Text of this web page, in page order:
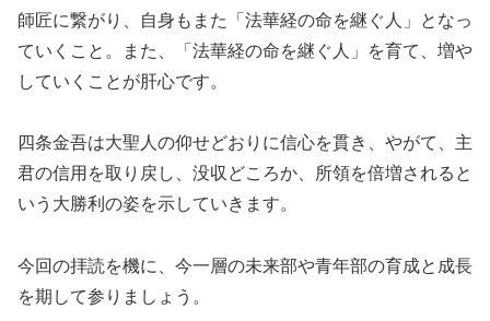
師匠に繋がり、自身もまた「法華経の命を継ぐ人」となっ
ていくこと。また、「法華経の命を継ぐ人」を育て、増や
していくことが肝心です。
四条金吾は大聖人の仰せどおりに信心を貫き、やがて、主
君の信用を取り戻し、没収どころか、所領を倍増されると
いう大勝利の姿を示していきます。
今回の拝読を機に、今一層の未来部や青年部の育成と成長
を期して参りましょう。